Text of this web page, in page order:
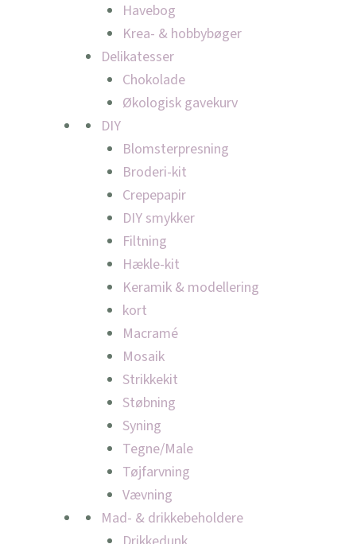
Havebog
Krea- & hobbybøger
Delikatesser
Chokolade
Økologisk gavekurv
DIY
Blomsterpresning
Broderi-kit
Crepepapir
DIY smykker
Filtning
Hækle-kit
Keramik & modellering
kort
Macramé
Mosaik
Strikkekit
Støbning
Syning
Tegne/Male
Tøjfarvning
Vævning
Mad- & drikkebeholdere